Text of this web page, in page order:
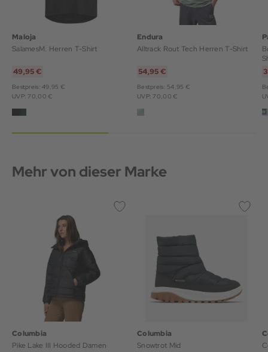
Maloja
SalamesM. Herren T-Shirt
49,95 €
Bestpreis: 49,95 €
UVP: 70,00 €
Endura
Alltrack Rout Tech Herren T-Shirt
54,95 €
Bestpreis: 54,95 €
UVP: 70,00 €
Mehr von dieser Marke
Columbia
Pike Lake III Hooded Damen
Columbia
Snowtrot Mid